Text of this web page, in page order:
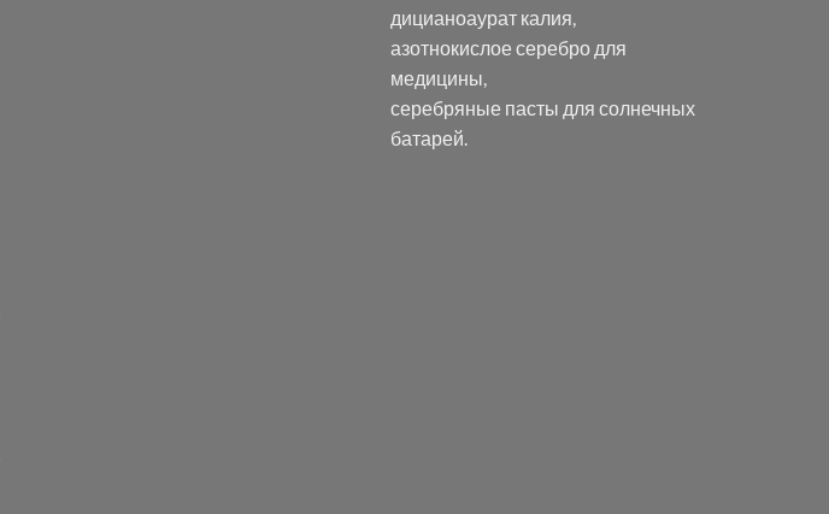
дицианоаурат калия,
азотнокислое серебродля
медицины,
серебряные пасты для солнечных
батарей.